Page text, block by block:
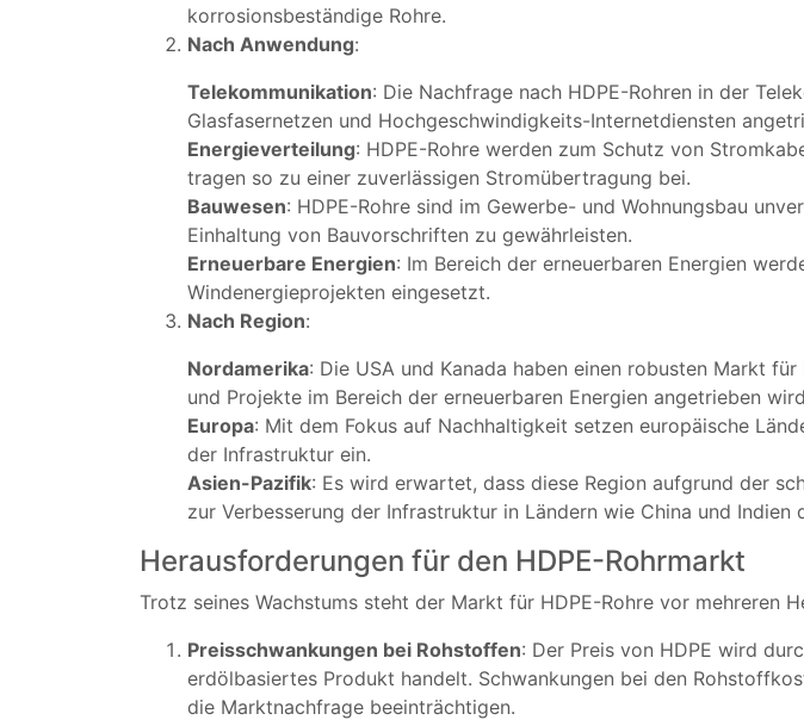
korrosionsbeständige Rohre.
Nach Anwendung:
Telekommunikation: Die Nachfrage nach HDPE-Rohren in der
Glasfasernetzen und Hochgeschwindigkeits-Internetdiensten
Energieverteilung: HDPE-Rohre werden zum Schutz von
tragen so zu einer zuverlässigen Stromübertragung bei.
Bauwesen: HDPE-Rohre sind im Gewerbe- und Wohnungsbau
Einhaltung von Bauvorschriften zu gewährleisten.
Erneuerbare Energien: Im Bereich der erneuerbaren Energien
Windenergieprojekten eingesetzt.
Nach Region:
Nordamerika: Die USA und Kanada haben einen robusten Markt
und Projekte im Bereich der erneuerbaren Energien angetrieben
Europa: Mit dem Fokus auf Nachhaltigkeit setzen europäische
der Infrastruktur ein.
Asien-Pazifik: Es wird erwartet, dass diese Region aufgrund der
zur Verbesserung der Infrastruktur in Ländern wie China und
Herausforderungen für den HDPE-Rohrmarkt
Trotz seines Wachstums steht der Markt für HDPE-Rohre vor mehreren
Preisschwankungen bei Rohstoffen: Der Preis von HDPE wird
erdölbasiertes Produkt handelt. Schwankungen bei den
die Marktnachfrage beeinträchtigen.